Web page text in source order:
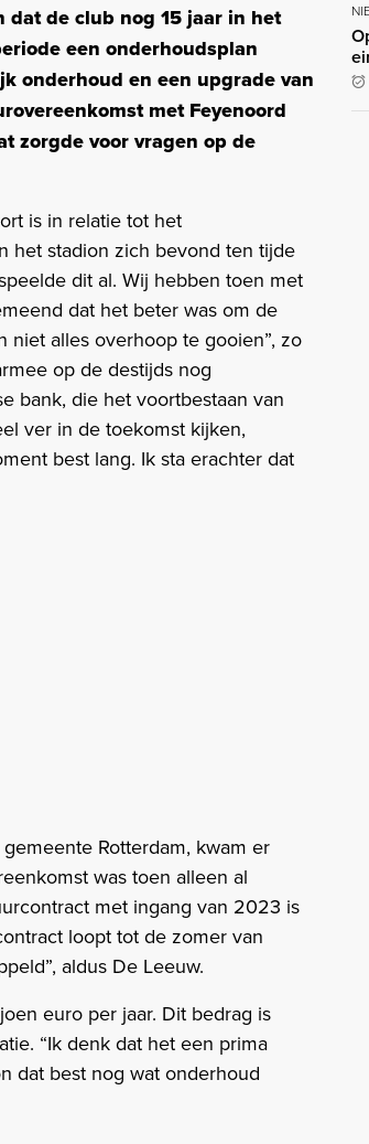
dat de club nog 15 jaar in het
een onderhoudsplan
onderhoud en een upgrade van
met Feyenoord
zorgde voor vragen op de
is in relatie tot het
het stadion zich bevond ten tijde
dit al. Wij hebben toen met
dat het beter was om de
alles overhoop te gooien”, zo
op de destijds nog
bank, die het voortbestaan van
ver in de toekomst kijken,
best lang. Ik sta erachter dat
Rotterdam, kwam er
was toen alleen al
met ingang van 2023 is
loopt tot de zomer van
aldus De Leeuw.
euro per jaar. Dit bedrag is
“Ik denk dat het een prima
dat best nog wat onderhoud